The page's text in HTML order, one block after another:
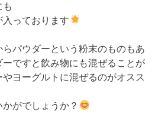
も
っております
パウダーという粉末のものもあ
ーですと飲み物にも混ぜることが
ヨーグルトに混ぜるのがオスス
がでしょうか？